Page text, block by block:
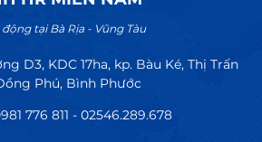
tại Bà Rịa - Vũng Tàu
D3, KDC 17ha, kp. Bàu Ké, Thị Trấn
Phú, Bình Phước
776 811 - 02546.289.678